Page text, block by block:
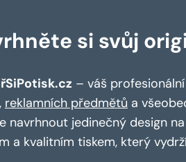
si svůj
– váš
, reklamních předmětů a
navrhnout jedinečný design
a kvalitním tiskem, který